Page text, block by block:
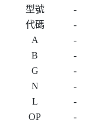
型號 -
代碼
-
A
-
B
-
G
-
N
-
L
-
OP
-